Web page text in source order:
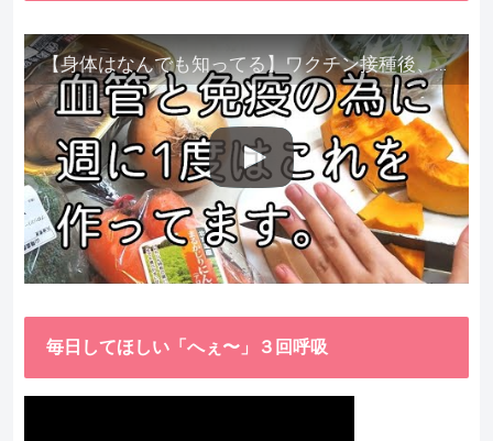
【身体はなんでも知ってる】ワクチン接種後、異常に食べたくなった野菜が細胞回復に貢献してくれました。
毎日してほしい「へぇ〜」３回呼吸